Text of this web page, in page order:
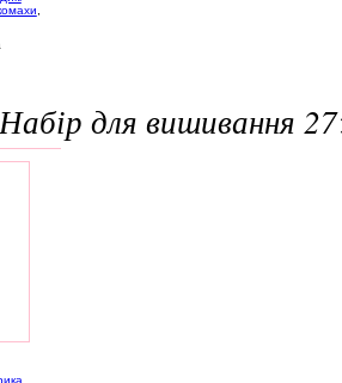
набір для вишивання